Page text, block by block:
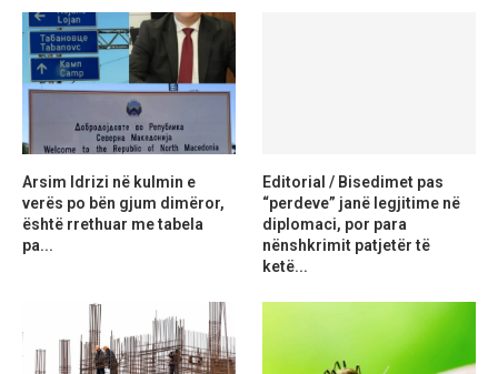
Arsim Idrizi në kulmin e
verës po bën gjum dimëror,
është rrethuar me tabela
pa...
Editorial / Bisedimet pas
“perdeve” janë legjitime në
diplomaci, por para
nënshkrimit patjetër të
ketë...